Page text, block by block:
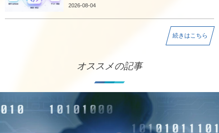
2026-08-04
続きはこちら
オススメの記事